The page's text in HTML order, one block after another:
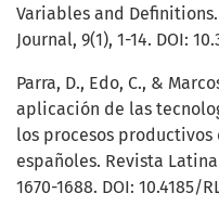
Variables and
Journal, 9(1), 1-14. DOI:
Parra, D., Edo, C., &
aplicación de las
los procesos
españoles. Revista
1670-1688. DOI: 10.4185/